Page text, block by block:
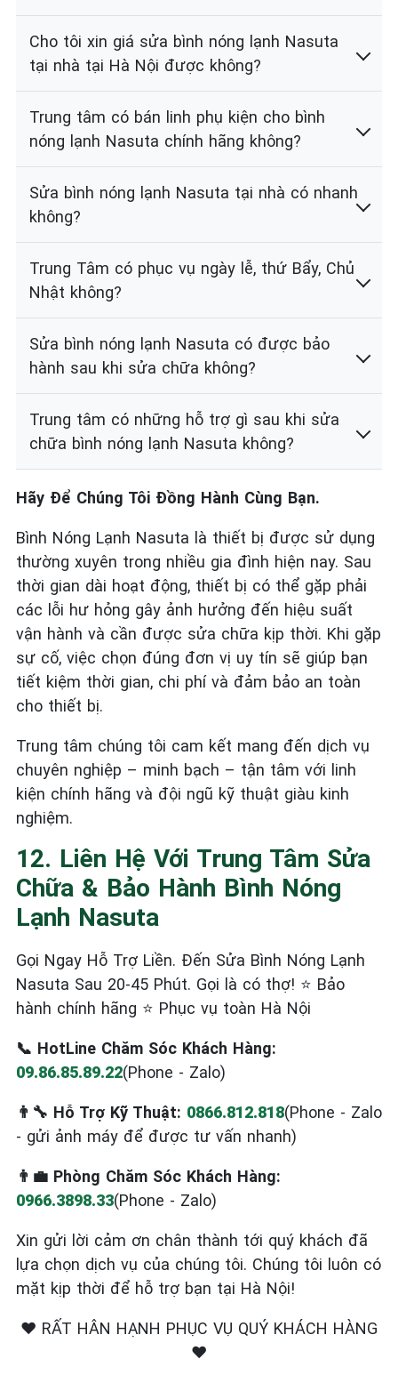
Cho tôi xin giá sửa bình nóng lạnh Nasuta
tại nhà tại Hà Nội được không?
Trung tâm có bán linh phụ kiện cho bình
nóng lạnh Nasuta chính hãng không?
Sửa bình nóng lạnh Nasuta tại nhà có nhanh
không?
Trung Tâm có phục vụ ngày lễ, thứ Bẩy, Chủ
Nhật không?
Sửa bình nóng lạnh Nasuta có được bảo
hành sau khi sửa chữa không?
Trung tâm có những hỗ trợ gì sau khi sửa
chữa bình nóng lạnh Nasuta không?
Hãy Để Chúng Tôi Đồng Hành Cùng Bạn.
Bình Nóng Lạnh Nasuta là thiết bị được sử dụng
thường xuyên trong nhiều gia đình hiện nay. Sau
thời gian dài hoạt động, thiết bị có thể gặp phải
các lỗi hư hỏng gây ảnh hưởng đến hiệu suất
vận hành và cần được sửa chữa kịp thời. Khi gặp
sự cố, việc chọn đúng đơn vị uy tín sẽ giúp bạn
tiết kiệm thời gian, chi phí và đảm bảo an toàn
cho thiết bị.
Trung tâm chúng tôi cam kết mang đến dịch vụ
chuyên nghiệp – minh bạch – tận tâm với linh
kiện chính hãng và đội ngũ kỹ thuật giàu kinh
nghiệm.
12. Liên Hệ Với Trung Tâm Sửa
Chữa & Bảo Hành Bình Nóng
Lạnh Nasuta
Gọi Ngay Hỗ Trợ Liền. Đến Sửa Bình Nóng Lạnh
Nasuta Sau 20-45 Phút. Gọi là có thợ! ⭐ Bảo
hành chính hãng ⭐ Phục vụ toàn Hà Nội
📞 HotLine Chăm Sóc Khách Hàng:
09.86.85.89.22(Phone - Zalo)
👨‍🔧 Hỗ Trợ Kỹ Thuật: 0866.812.818(Phone - Zalo
- gửi ảnh máy để được tư vấn nhanh)
👨‍💼 Phòng Chăm Sóc Khách Hàng:
0966.3898.33(Phone - Zalo)
Xin gửi lời cảm ơn chân thành tới quý khách đã
lựa chọn dịch vụ của chúng tôi. Chúng tôi luôn có
mặt kịp thời để hỗ trợ bạn tại Hà Nội!
❤️ RẤT HÂN HẠNH PHỤC VỤ QUÝ KHÁCH HÀNG
❤️